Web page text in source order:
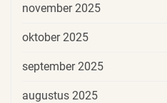
november 2025
oktober 2025
september 2025
augustus 2025